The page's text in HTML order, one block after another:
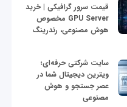
قیمت سرور گرافیکی | خرید
GPU Server مخصوص
هوش مصنوعی، رندرینگ
سایت شرکتی حرفه‌ای؛
ویترین دیجیتال شما در
عصر جستجو و هوش
مصنوعی